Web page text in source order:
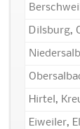
Dilsburg,
Hirtel,
Eiweiler,